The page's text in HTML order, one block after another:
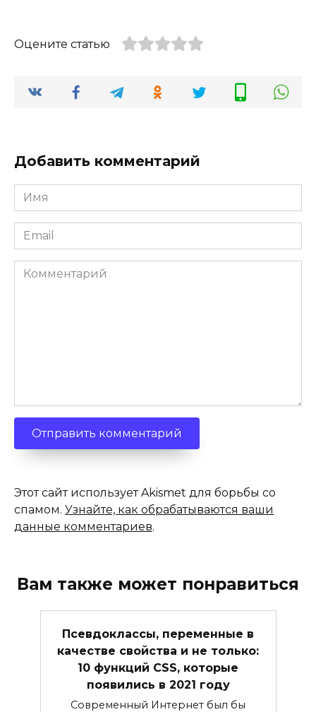
Оцените статью
Добавить комментарий
Имя
*
Email
*
Комментарий
Этот сайт использует Akismet для борьбы со
спамом. Узнайте, как обрабатываются ваши
данные комментариев.
Вам также может понравиться
Псевдоклассы, переменные в
качестве свойства и не только:
10 функций CSS, которые
появились в 2021 году
Современный Интернет был бы